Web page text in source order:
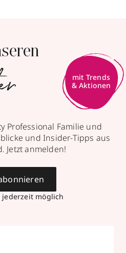
Professional Familie und
und Insider-Tipps aus
Jetzt anmelden!
möglich